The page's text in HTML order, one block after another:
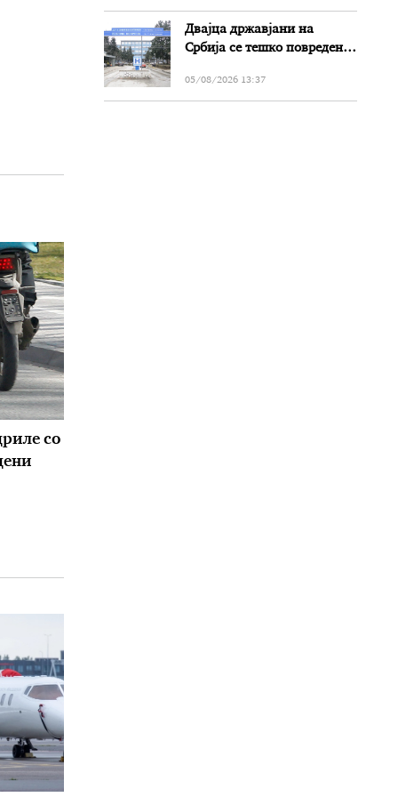
со
Двајца државјани на
Србија се тешко повредени
Прилеп-Битола
05/08/2026 13:37